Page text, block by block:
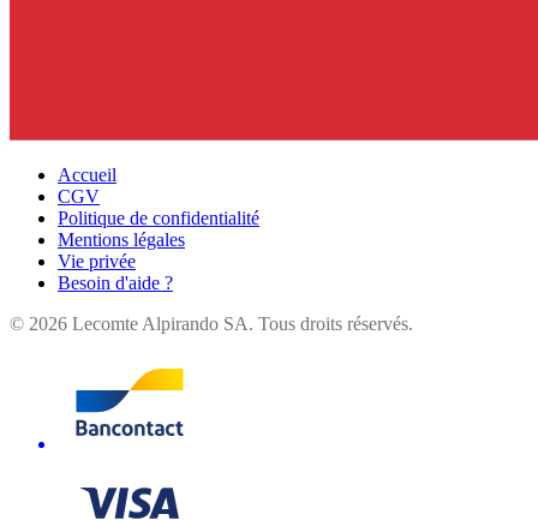
Accueil
CGV
Politique de confidentialité
Mentions légales
Vie privée
Besoin d'aide ?
© 2026 Lecomte Alpirando SA. Tous droits réservés.